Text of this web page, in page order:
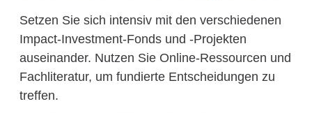
Setzen Sie sich intensiv mit den verschiedenen
Impact-Investment-Fonds und -Projekten
auseinander. Nutzen Sie Online-Ressourcen und
Fachliteratur, um fundierte Entscheidungen zu
treffen.